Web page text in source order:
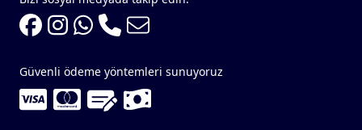
Güvenli ödeme yöntemleri sunuyoruz